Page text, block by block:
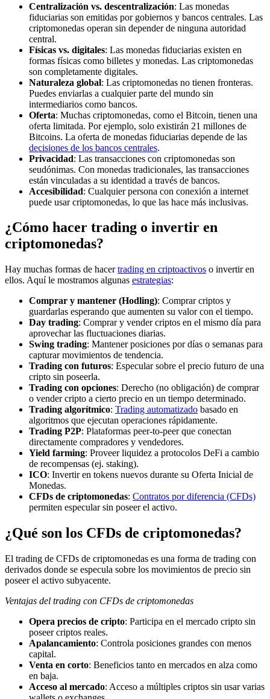
Centralización vs. descentralización: Las monedas
fiduciarias son emitidas por gobiernos y bancos centrales. Las
criptomonedas operan sin depender de ninguna autoridad
central.
Físicas vs. digitales: Las monedas fiduciarias existen en
formas físicas como billetes y monedas. Las criptomonedas
son completamente digitales.
Naturaleza global: Las criptomonedas no tienen fronteras.
Puedes enviarlas a cualquier parte del mundo sin
intermediarios como bancos.
Oferta: Muchas criptomonedas, como el Bitcoin, tienen una
oferta limitada. Por ejemplo, solo existirán 21 millones de
Bitcoins. La oferta de monedas fiduciarias depende de las
decisiones de los bancos centrales.
Privacidad: Las transacciones con criptomonedas son
seudónimas. Con monedas tradicionales, las transacciones
están vinculadas a su identidad a través de bancos.
Accesibilidad: Cualquier persona con conexión a internet
puede usar criptomonedas, lo que las hace más inclusivas.
¿Cómo hacer trading o invertir en
criptomonedas?
Hay muchas formas de hacertrading en criptoactivos o invertir en
ellos. Aquí le mostramos algunas estrategias:
Comprar y mantener (Hodling): Comprar criptos y
guardarlas esperando que aumenten su valor con el tiempo.
Day trading: Comprar y vender criptos en el mismo día para
aprovechar las fluctuaciones diarias.
Swing trading: Mantener posiciones por días o semanas para
capturar movimientos de tendencia.
Trading con futuros: Especular sobre el precio futuro de una
cripto sin poseerla.
Trading con opciones: Derecho (no obligación) de comprar
o vender cripto a cierto precio en un tiempo determinado.
Trading algorítmico: Trading automatizado basado en
algoritmos que ejecutan operaciones rápidamente.
Trading P2P: Plataformas peer-to-peer que conectan
directamente compradores y vendedores.
Yield farming: Proveer liquidez a protocolos DeFi a cambio
de recompensas (ej. staking).
ICO: Invertir en tokens nuevos durante su Oferta Inicial de
Monedas.
CFDs de criptomonedas: Contratos por diferencia (CFDs)
permiten especular sin poseer el activo.
¿Qué son los CFDs de criptomonedas?
El trading de CFDs de criptomonedas es una forma de trading con
derivados donde se especula sobre los movimientos de precio sin
poseer el activo subyacente.
Ventajas del trading con CFDs de criptomonedas
Opera precios de cripto: Participa en el mercado cripto sin
poseer criptos reales.
Apalancamiento: Controla posiciones grandes con menos
capital.
Venta en corto: Beneficios tanto en mercados en alza como
en baja.
Acceso al mercado: Acceso a múltiples criptos sin usar varias